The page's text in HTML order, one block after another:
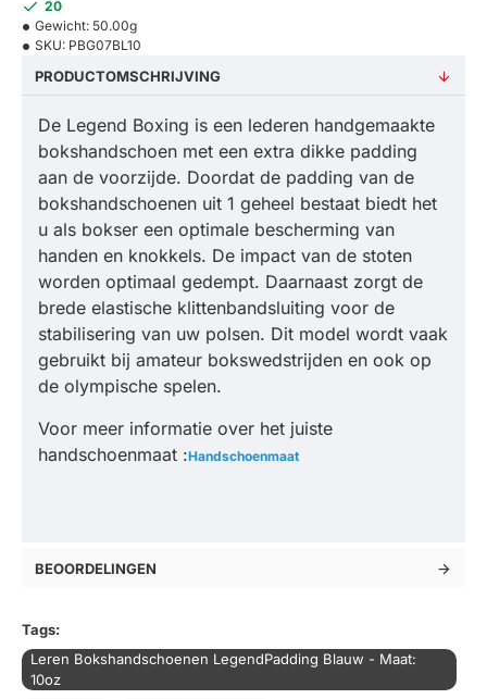
20
Gewicht: 50.00g
SKU: PBG07BL10
PRODUCTOMSCHRIJVING
De Legend Boxing is een lederen handgemaakte
bokshandschoen met een extra dikke padding
aan de voorzijde. Doordat de padding van de
bokshandschoenen uit 1 geheel bestaat biedt het
u als bokser een optimale bescherming van
handen en knokkels. De impact van de stoten
worden optimaal gedempt. Daarnaast zorgt de
brede elastische klittenbandsluiting voor de
stabilisering van uw polsen. Dit model wordt vaak
gebruikt bij amateur bokswedstrijden en ook op
de olympische spelen.
Voor meer informatie over het juiste
handschoenmaat :Handschoenmaat
BEOORDELINGEN
Tags:
Leren Bokshandschoenen LegendPadding Blauw - Maat:
10oz